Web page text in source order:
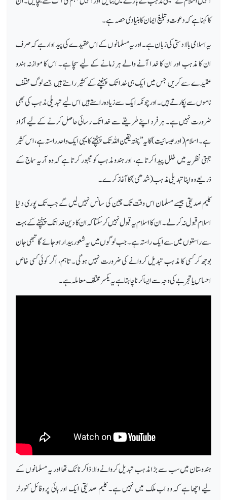
کا کہنا ہے کہ دعوت و تبلیغ ایمان کا بنیادی حصہ ہے۔
یہ اسلامی بالادستی کی زبان ہے۔ اور یہ مسلمانوں کے اس عقیدے کی پیداوار ہے کہ صرف
ان کا مذہب اور ان کا خدا آنے والے ہر زمانے کے لیے سچا ہے۔ اس کا موازنہ ہندو
عقیدے سے کریں جس میں ایک ہی خدا تک پہنچنے کے کثیر راستے ہیں جسے لوگ مختلف
ناموں سے پکارتے ہیں۔ اور چونکہ ایک سے زیادہ راستے ہیں اس لیے تبدیلی مذہب کی بھی
ضرورت نہیں ہے۔ ہر فرد اپنے طریقے سے خدا تک رسائی حاصل کرنے کے لیے آزاد
ہے۔ اسلام (اور عیسائیت) کا یہ ’’پختہ یقین اللہ تک پہنچنے کا یہی ایک واحد راستہ ہے، اس کثیر
جہتی نظریہ میں خلل پیدا کرتا ہے، اور ہندو مذہب کو مجبور کرتا ہے کہ وہ آریہ سماج کے
ذریعے وہ اپنا تبدیلی مذہب (شدھی) کا آغاز کرے۔
کلیم صدیقی جیسے مسلمان اس وقت تک چین کی سانس نہیں لیں گے جب تک پوری دنیا
اسلام قبول نہ کر لے۔ ان کا اسلام یہ قبول نہیں کر سکتا کہ ان کا دین خدا تک پہنچنے کے بہت
سے راستوں میں سے ایک راستہ ہے۔ جب لوگوں میں یہ شعور بیدار ہو جائے گا تبھی جان
بوجھ کر کسی کا مذہب تبدیل کروانے کی ضرورت نہیں ہوگی۔ تاہم، اگر کوئی کسی خاص
احساس یا تجربے کی وجہ سے ایسا کرنا چاہتا ہے یہ یکسر مختلف معاملہ ہے۔
ہندوستان میں سب سے بڑا مذہب تبدیل کروانے والا ذاکر نائک تھا اور یہ مسلمانوں کے
لیے اچھا ہے کہ وہ اب ملک میں نہیں ہے۔ کلیم صدیقی ایک اور ہائی پروفائل کنورٹر